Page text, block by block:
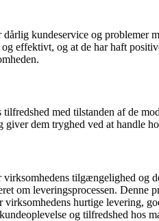
kundeservice og problemer
effektivt, og at de har haft
med tilstanden af de
dem tryghed ved at handle
tilgængelighed og
om leveringsprocessen.
hurtige levering,
og tilfredshed hos